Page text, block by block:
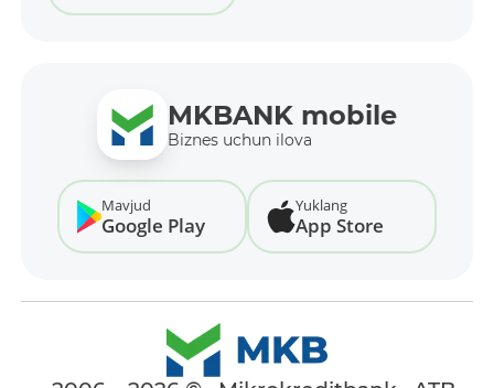
MKBANK mobile
Biznes uchun ilova
Mavjud
Google Play
Yuklang
App Store